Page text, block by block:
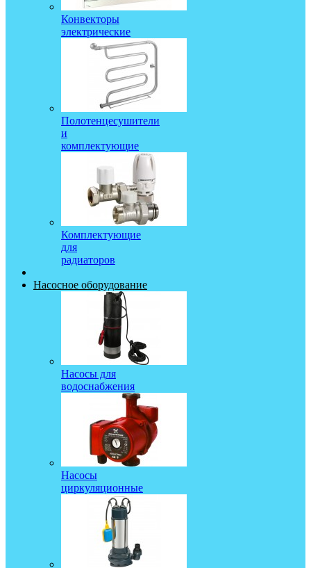
Конвекторы
электрические
Полотенцесушители
и
комплектующие
Комплектующие
для
радиаторов
Насосное оборудование
Насосы для
водоснабжения
Насосы
циркуляционные